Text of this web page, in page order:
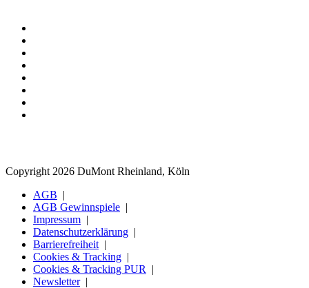
Copyright 2026 DuMont Rheinland, Köln
AGB
AGB Gewinnspiele
Impressum
Datenschutzerklärung
Barrierefreiheit
Cookies & Tracking
Cookies & Tracking PUR
Newsletter